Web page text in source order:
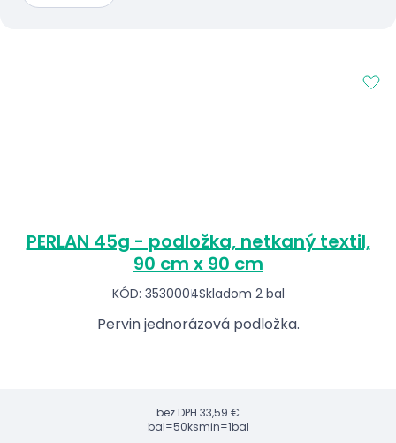
PERLAN 45g - podložka, netkaný textil,
90 cm x 90 cm
KÓD: 3530004Skladom 2 bal
Pervin jednorázová podložka.
bez DPH 33,59 €
bal=50ksmin=1bal